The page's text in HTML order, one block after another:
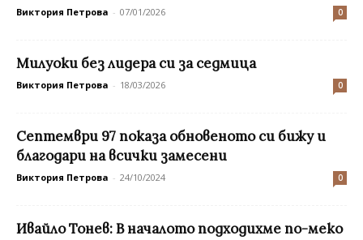
Виктория Петрова - 07/01/2026 0
Милуоки без лидера си за седмица
Виктория Петрова - 18/03/2026 0
Септември 97 показа обновеното си бижу и
благодари на всички замесени
Виктория Петрова - 24/10/2024 0
Ивайло Тонев: В началото подходихме по-меко